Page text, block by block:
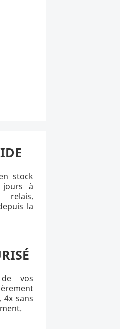
stock
à
la
vos
4x sans